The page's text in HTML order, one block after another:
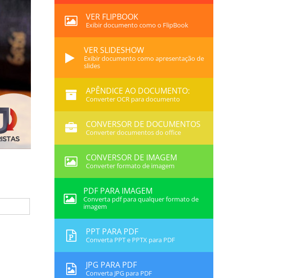
VER FLIPBOOK
Exibir documento como o FlipBook
VER SLIDESHOW
Exibir documento como apresentação de
slides
APÊNDICE AO DOCUMENTO:
Converter OCR para documento
CONVERSOR DE DOCUMENTOS
Converter documentos do office
CONVERSOR DE IMAGEM
Converter formato de imagem
PDF PARA IMAGEM
Converta pdf para qualquer formato de
imagem
PPT PARA PDF
Converta PPT e PPTX para PDF
JPG PARA PDF
Converta JPG para PDF